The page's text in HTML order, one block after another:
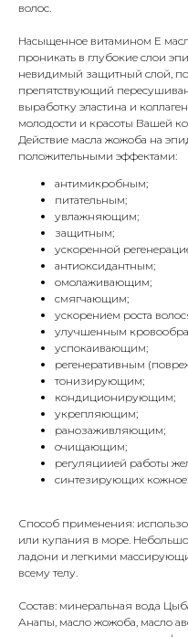
волос.
Насыщенное витамином Е
проникать в глубокие слои
невидимый защитный слой,
препятствующий
выработку эластина и
молодости и красоты Вашей
Действие масла жожоба на
положительными эффектами:
антимикробным;
питательным;
увлажняющим;
защитным;
ускоренной
антиоксидантным;
омолаживающим;
смягчающим;
ускорением роста
улучшенным
успокаивающим;
регенеративным
тонизирующим;
кондиционирующим;
укрепляющим;
ранозаживляющим;
очищающим;
регуляциией работы
синтезирующих кожное
Способ применения:
или купания в море.
ладони и легкими
всему телу.
Состав: минеральная вода
Анапы, масло жожоба, масло